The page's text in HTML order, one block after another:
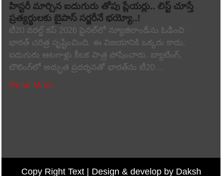
హిస్టరీ మార్చిన ఐదుగురు తోపు ప్లేయర్లు.. లిస్ట్ చూస్తే
ప్రత్యర్థులకు బైపాస్ సర్జరీనే భయ్యో..!
టీ20 వరల్డ్ కప్ 2026 ఫైనల్‌లో న్యూజిలాండ్‌ను ఓడించి
భారత్ చరిత్ర సృష్టించింది. ఈ విజయానికి ఒక్కరు కాదు,
ఐదుగురు ఆటగాళ్లు కీలక పాత్ర పోషించారు. బ్యాటింగ్,
బౌలింగ్‌లో అద్భుత ప్రదర్శనతో భారత్‌ను టీ20…
Read More
Copy Right Text | Design & develop by Daksh